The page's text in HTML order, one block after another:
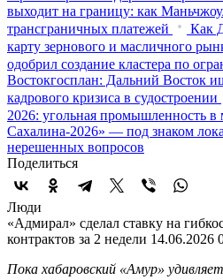
выходит на границу: как
трансграничных платежей
Как
карту зернового и масличного
одобрил создание кластера по
Востокгосплан: Дальний Восток
кадрового кризиса в судостроении
2026: угольная промышленность в
Сахалина-2026» — под знаком
нерешенных вопросов
Поделиться
Люди
«Адмирал» сделал ставку на
контрактов за 2 недели 14.06.2026
Пока хабаровский «Амур»